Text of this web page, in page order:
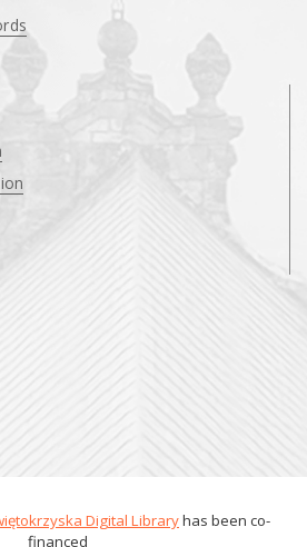
Digital Libraryhas been co-
financed